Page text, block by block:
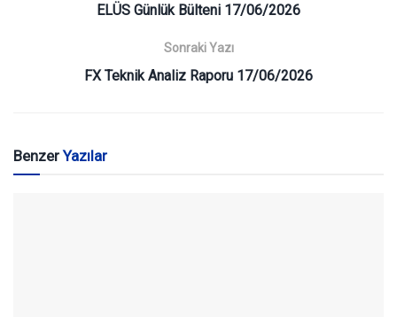
ELÜS Günlük Bülteni 17/06/2026
Sonraki Yazı
FX Teknik Analiz Raporu 17/06/2026
BenzerYazılar